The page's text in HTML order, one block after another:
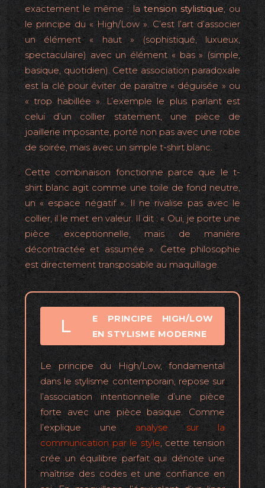
exactement le même : latension stylistique, ou
le principe du « High/Low ». C’est l’art d’associer
un élément « haut » (sophistiqué, luxueux,
spectaculaire) avec un élément « bas » (simple,
basique, quotidien). Cette association paradoxale
est la clé pour éviter de paraître « déguisée » ou
« trop habillée ». L’exemple le plus parlant est
celui d’un collier statement, une pièce de
joaillerie imposante, porté non pas avec une robe
de soirée, mais avec un simple t-shirt blanc.
Cette combinaison fonctionne parce que le t-
shirt blanc agit comme une toile de fond neutre,
un « espace négatif ». Il ne rivalise pas avec le
collier, il le met en valeur. Il dit : « Oui, je porte une
pièce exceptionnelle, mais de manière
décontractée et assumée ». Cette philosophie
est directement transposable au maquillage.
L
E PRINCIPE HIGH/LOW
EN STYLISME MODERNE
Le principe du High/Low, fondamental
dans le stylisme contemporain, repose sur
l’association intentionnelle d’une pièce
forte avec une pièce basique. Comme
l’explique uneanalyse sur la
communication par le style, cette tension
crée un équilibre parfait qui dénote une
maîtrise des codes et une confiance en